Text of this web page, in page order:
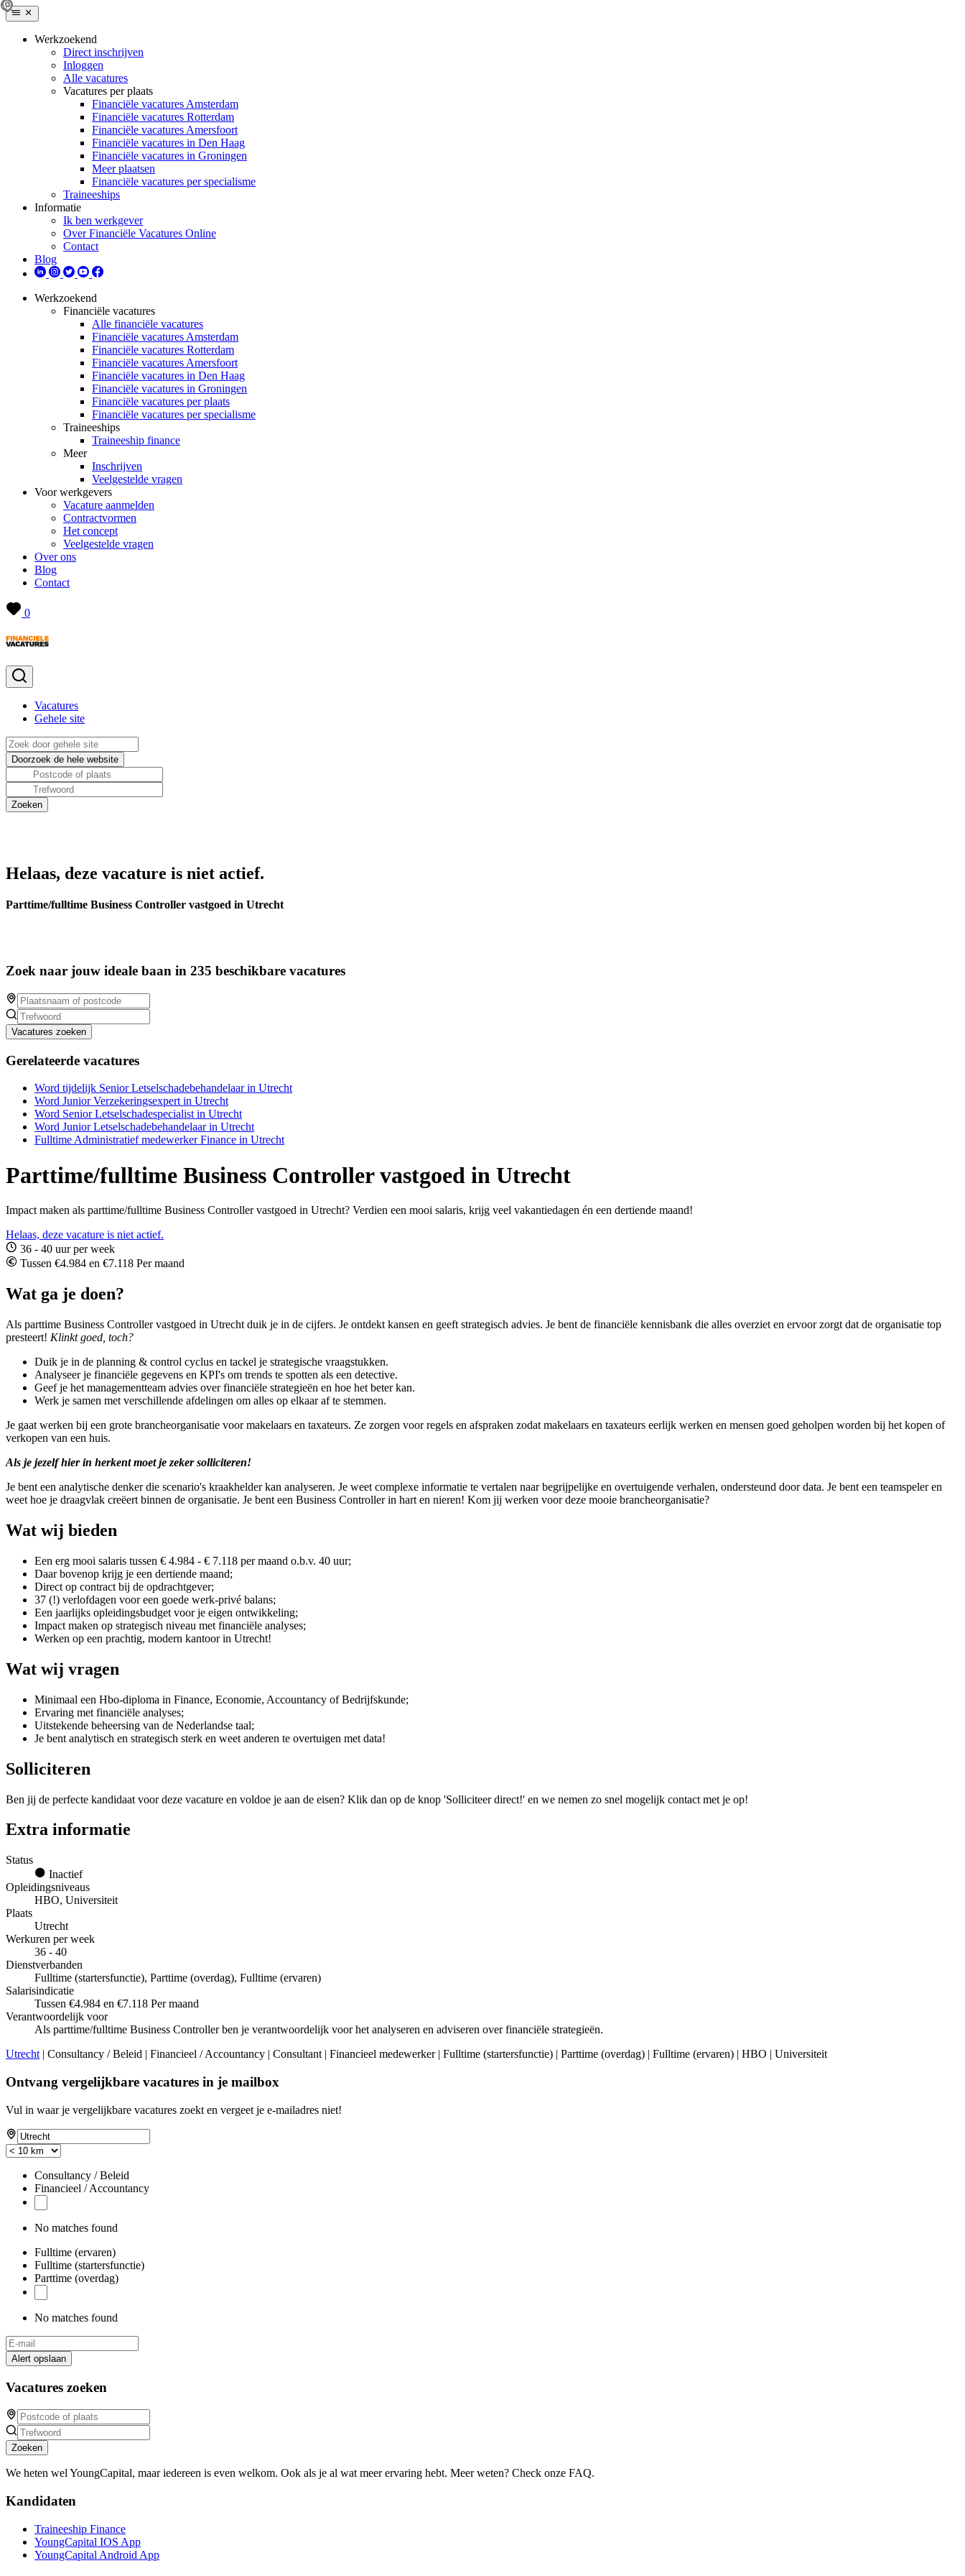
Werkzoekend
Direct inschrijven
Inloggen
Alle vacatures
Vacatures per plaats
Financiële vacatures Amsterdam
Financiële vacatures Rotterdam
Financiële vacatures Amersfoort
Financiële vacatures in Den Haag
Financiële vacatures in Groningen
Meer plaatsen
Financiële vacatures per specialisme
Traineeships
Informatie
Ik ben werkgever
Over Financiële Vacatures Online
Contact
Blog
Werkzoekend
Financiële vacatures
Alle financiële vacatures
Financiële vacatures Amsterdam
Financiële vacatures Rotterdam
Financiële vacatures Amersfoort
Financiële vacatures in Den Haag
Financiële vacatures in Groningen
Financiële vacatures per plaats
Financiële vacatures per specialisme
Traineeships
Traineeship finance
Meer
Inschrijven
Veelgestelde vragen
Voor werkgevers
Vacature aanmelden
Contractvormen
Het concept
Veelgestelde vragen
Over ons
Blog
Contact
0
Vacatures
Gehele site
Helaas, deze vacature is niet actief.
Parttime/fulltime Business Controller vastgoed in Utrecht
Zoek naar jouw ideale baan in 235 beschikbare vacatures
Vacatures zoeken
Gerelateerde vacatures
Word tijdelijk Senior Letselschadebehandelaar in Utrecht
Word Junior Verzekeringsexpert in Utrecht
Word Senior Letselschadespecialist in Utrecht
Word Junior Letselschadebehandelaar in Utrecht
Fulltime Administratief medewerker Finance in Utrecht
Parttime/fulltime Business Controller vastgoed in Utrecht
Impact maken als parttime/fulltime Business Controller vastgoed in Utrecht? Verdien een mooi salaris, krijg veel vakantiedagen én een dertiende maand!
Helaas, deze vacature is niet actief.
36 - 40 uur per week
Tussen €4.984 en €7.118 Per maand
Wat ga je doen?
Als parttime Business Controller vastgoed in Utrecht duik je in de cijfers. Je ontdekt kansen en geeft strategisch advies. Je bent de financiële kennisbank die alles overziet en ervoor zorgt dat de organisatie top
presteert! Klinkt goed, toch?
Duik je in de planning & control cyclus en tackel je strategische vraagstukken.
Analyseer je financiële gegevens en KPI's om trends te spotten als een detective.
Geef je het managementteam advies over financiële strategieën en hoe het beter kan.
Werk je samen met verschillende afdelingen om alles op elkaar af te stemmen.
Je gaat werken bij een grote brancheorganisatie voor makelaars en taxateurs. Ze zorgen voor regels en afspraken zodat makelaars en taxateurs eerlijk werken en mensen goed geholpen worden bij het kopen of
verkopen van een huis.
Als je jezelf hier in herkent moet je zeker solliciteren!
Je bent een analytische denker die scenario's kraakhelder kan analyseren. Je weet complexe informatie te vertalen naar begrijpelijke en overtuigende verhalen, ondersteund door data. Je bent een teamspeler en
weet hoe je draagvlak creëert binnen de organisatie. Je bent een Business Controller in hart en nieren! Kom jij werken voor deze mooie brancheorganisatie?
Wat wij bieden
Een erg mooi salaris tussen € 4.984 - € 7.118 per maand o.b.v. 40 uur;
Daar bovenop krijg je een dertiende maand;
Direct op contract bij de opdrachtgever;
37 (!) verlofdagen voor een goede werk-privé balans;
Een jaarlijks opleidingsbudget voor je eigen ontwikkeling;
Impact maken op strategisch niveau met financiële analyses;
Werken op een prachtig, modern kantoor in Utrecht!
Wat wij vragen
Minimaal een Hbo-diploma in Finance, Economie, Accountancy of Bedrijfskunde;
Ervaring met financiële analyses;
Uitstekende beheersing van de Nederlandse taal;
Je bent analytisch en strategisch sterk en weet anderen te overtuigen met data!
Solliciteren
Ben jij de perfecte kandidaat voor deze vacature en voldoe je aan de eisen? Klik dan op de knop 'Solliciteer direct!' en we nemen zo snel mogelijk contact met je op!
Extra informatie
Status
Inactief
Opleidingsniveaus
HBO, Universiteit
Plaats
Utrecht
Werkuren per week
36 - 40
Dienstverbanden
Fulltime (startersfunctie), Parttime (overdag), Fulltime (ervaren)
Salarisindicatie
Tussen €4.984 en €7.118 Per maand
Verantwoordelijk voor
Als parttime/fulltime Business Controller ben je verantwoordelijk voor het analyseren en adviseren over financiële strategieën.
Utrecht | Consultancy / Beleid | Financieel / Accountancy | Consultant | Financieel medewerker | Fulltime (startersfunctie) | Parttime (overdag) | Fulltime (ervaren) | HBO | Universiteit
Ontvang vergelijkbare vacatures in je mailbox
Vul in waar je vergelijkbare vacatures zoekt en vergeet je e-mailadres niet!
Consultancy / Beleid
Financieel / Accountancy
No matches found
Fulltime (ervaren)
Fulltime (startersfunctie)
Parttime (overdag)
No matches found
Alert opslaan
Vacatures zoeken
Zoeken
We heten wel YoungCapital, maar iedereen is even welkom. Ook als je al wat meer ervaring hebt. Meer weten? Check onze FAQ.
Kandidaten
Traineeship Finance
YoungCapital IOS App
YoungCapital Android App